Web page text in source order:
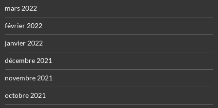
mars 2022
février 2022
janvier 2022
décembre 2021
novembre 2021
octobre 2021